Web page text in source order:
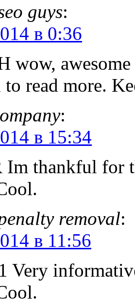
guys:
в 0:36
wow,
read more.
:
в 15:34
Im thankful for
removal:
в 11:56
Very